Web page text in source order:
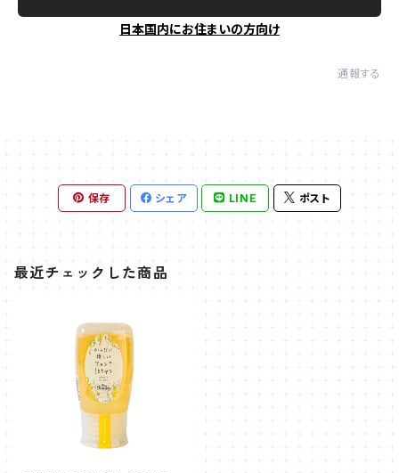
日本国内にお住まいの方向け
通報する
保存 シェア LINE ポスト
最近チェックした商品